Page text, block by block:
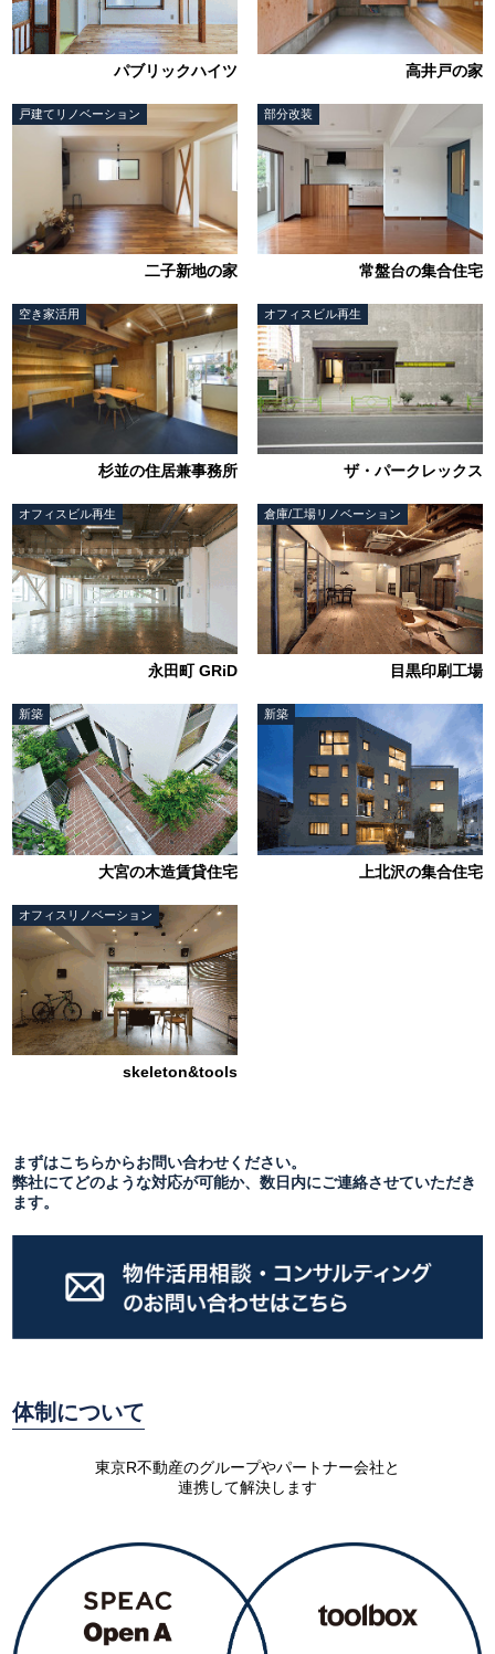
パブリックハイツ 高井戸の家
戸建てリノベーション
二子新地の家
部分改装
常盤台の集合住宅
空き家活用
杉並の住居兼事務所
オフィスビル再生
ザ・パークレックス
オフィスビル再生
永田町 GRiD
倉庫/工場リノベーション
目黒印刷工場
新築
大宮の木造賃貸住宅
新築
上北沢の集合住宅
オフィスリノベーション
skeleton&tools
まずはこちらからお問い合わせください。
弊社にてどのような対応が可能か、数日内にご連絡させていただき
ます。
体制について
東京R不動産のグループやパートナー会社と
連携して解決します